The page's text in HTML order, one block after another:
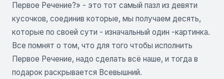
Первое Речение?» - это тот самый пазл из девяти
кусочков, соединив которые, мы получаем десять,
которые по своей сути - изначальный один -картинка.
Все помнят о том, что для того чтобы исполнить
Первое Речение, надо сделать всё наше, и тогда в
подарок раскрывается Всевышний.